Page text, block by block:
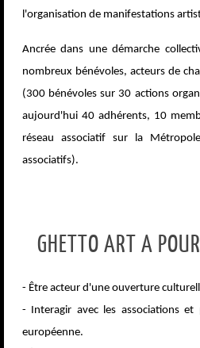
l'organisation de manifestations
Ancrée dans une démarche
nombreux bénévoles, acteurs de
(300 bénévoles sur 30 actions
aujourd'hui 40 adhérents, 10
réseau associatif sur la
associatifs).
GHETTO ART A
- Être acteur d'une ouverture
- Interagir avec les associations
européenne.